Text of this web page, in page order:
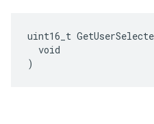
uint16_t
  void
)